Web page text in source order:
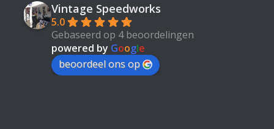
Vintage Speedworks
5.0
Gebaseerd op 4 beoordelingen
powered by Google
beoordeel ons op